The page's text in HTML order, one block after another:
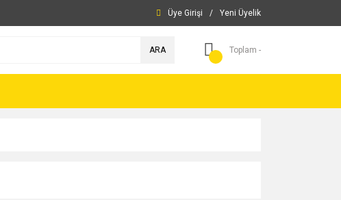
Üye Girişi / Yeni Üyelik
ARA Toplam -